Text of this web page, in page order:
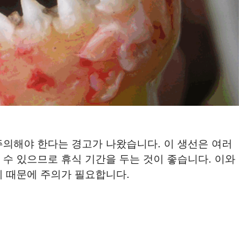
해야 한다는 경고가 나왔습니다. 이 생선은 여러
있으므로 휴식 기간을 두는 것이 좋습니다. 이와
때문에 주의가 필요합니다.